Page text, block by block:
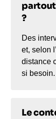
partout
?
Des
et, selon
distance
si besoin.
Le